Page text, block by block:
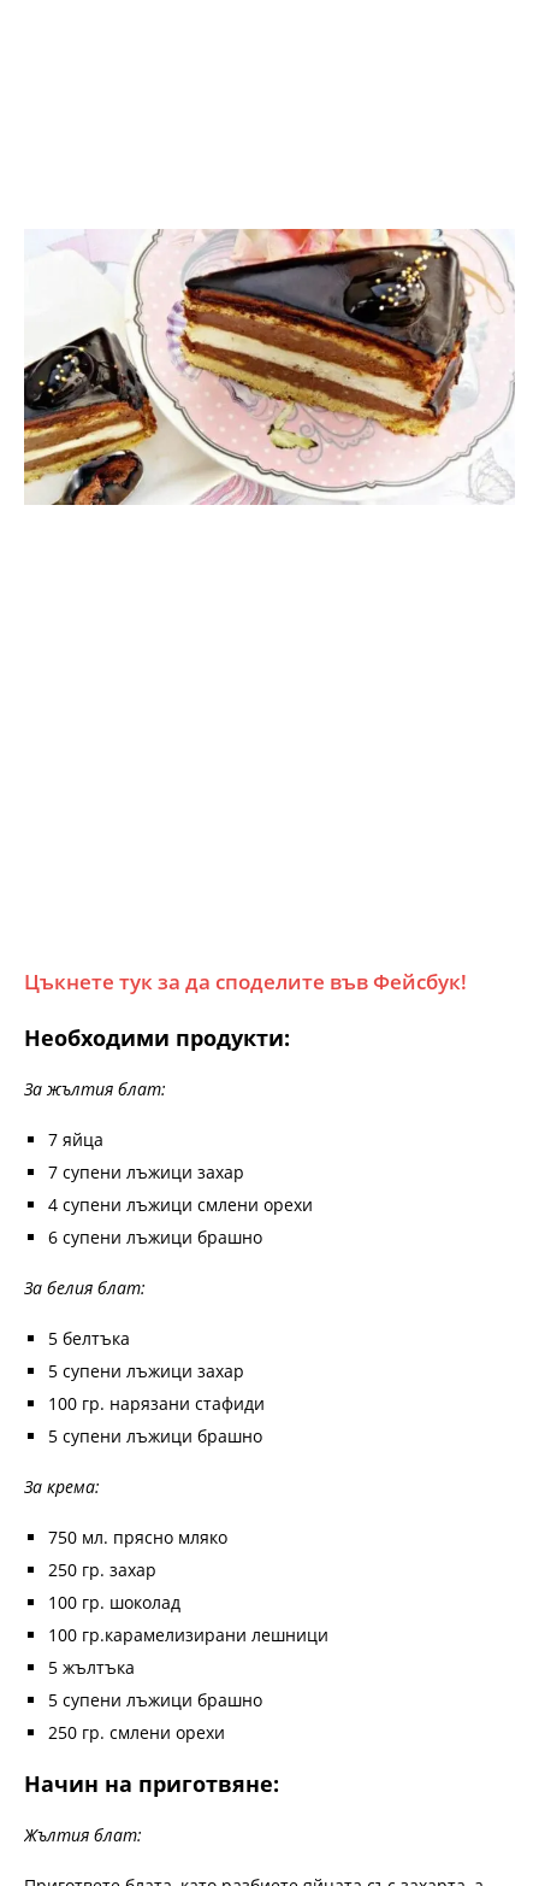
Цъкнете тук за да споделите във Фейсбук!
Необходими продукти:
За жълтия блат:
7 яйца
7 супени лъжици захар
4 супени лъжици смлени орехи
6 супени лъжици брашно
За белия блат:
5 белтъка
5 супени лъжици захар
100 гр. нарязaни стафиди
5 супени лъжици брашно
За крема:
750 мл. прясно мляко
250 гр. захар
100 гр. шоколад
100 гр.карамелизирани лешници
5 жълтъка
5 супени лъжици брашно
250 гр. смлени орехи
Начин на приготвяне:
Жълтия блат: